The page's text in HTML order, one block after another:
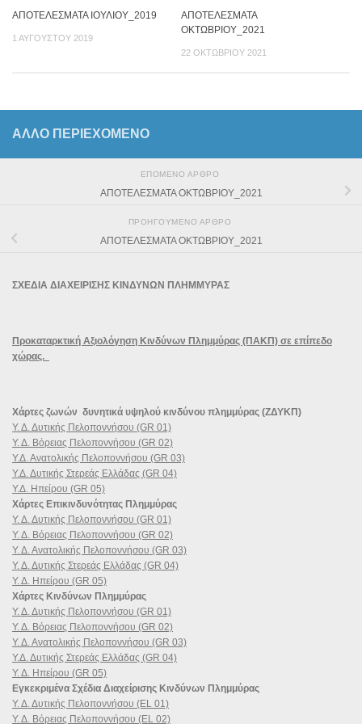
ΑΠΟΤΕΛΕΣΜΑΤΑ ΙΟΥΛΙΟΥ_2019
1 ΑΥΓΟΎΣΤΟΥ 2019
ΑΠΟΤΕΛΕΣΜΑΤΑ
ΟΚΤΩΒΡΙΟΥ_2021
22 ΟΚΤΩΒΡΊΟΥ 2021
ΆΛΛΟ ΠΕΡΙΕΧΟΜΕΝΟ
ΕΠΌΜΕΝΟ ΆΡΘΡΟ
ΑΠΟΤΕΛΕΣΜΑΤΑ ΟΚΤΩΒΡΙΟΥ_2021
ΠΡΟΗΓΟΎΜΕΝΟ ΆΡΘΡΟ
ΑΠΟΤΕΛΕΣΜΑΤΑ ΟΚΤΩΒΡΙΟΥ_2021
ΣΧΕΔΙΑ ΔΙΑΧΕΙΡΙΣΗΣ ΚΙΝΔΥΝΩΝ ΠΛΗΜΜΥΡΑΣ
Προκαταρκτική Αξιολόγηση Κινδύνων Πλημμύρας (ΠΑΚΠ) σε επίπεδο
χώρας.
Χάρτες ζωνών δυνητικά υψηλού κινδύνου πλημμύρας (ΖΔΥΚΠ)
Υ. Δ. Δυτικής Πελοποννήσου (GR 01)
Υ. Δ. Βόρειας Πελοποννήσου (GR 02)
Υ.Δ. Ανατολικής Πελοποννήσου (GR 03)
Υ.Δ. Δυτικής Στερεάς Ελλάδας (GR 04)
Υ.Δ. Ηπείρου (GR 05)
Χάρτες Επικινδυνότητας Πλημμύρας
Υ. Δ. Δυτικής Πελοποννήσου (GR 01)
Υ. Δ. Βόρειας Πελοποννήσου (GR 02)
Υ. Δ. Ανατολικής Πελοποννήσου (GR 03)
Υ. Δ. Δυτικής Στερεάς Ελλάδας (GR 04)
Υ. Δ. Ηπείρου (GR 05)
Χάρτες Κινδύνων Πλημμύρας
Υ. Δ. Δυτικής Πελοποννήσου (GR 01)
Υ. Δ. Βόρειας Πελοποννήσου (GR 02)
Υ. Δ. Ανατολικής Πελοποννήσου (GR 03)
Υ.Δ. Δυτικής Στερεάς Ελλάδας (GR 04)
Υ. Δ. Ηπείρου (GR 05)
Εγκεκριμένα Σχέδια Διαχείρισης Κινδύνων Πλημμύρας
Υ. Δ. Δυτικής Πελοποννήσου (EL 01)
Υ. Δ. Βόρειας Πελοποννήσου (EL 02)